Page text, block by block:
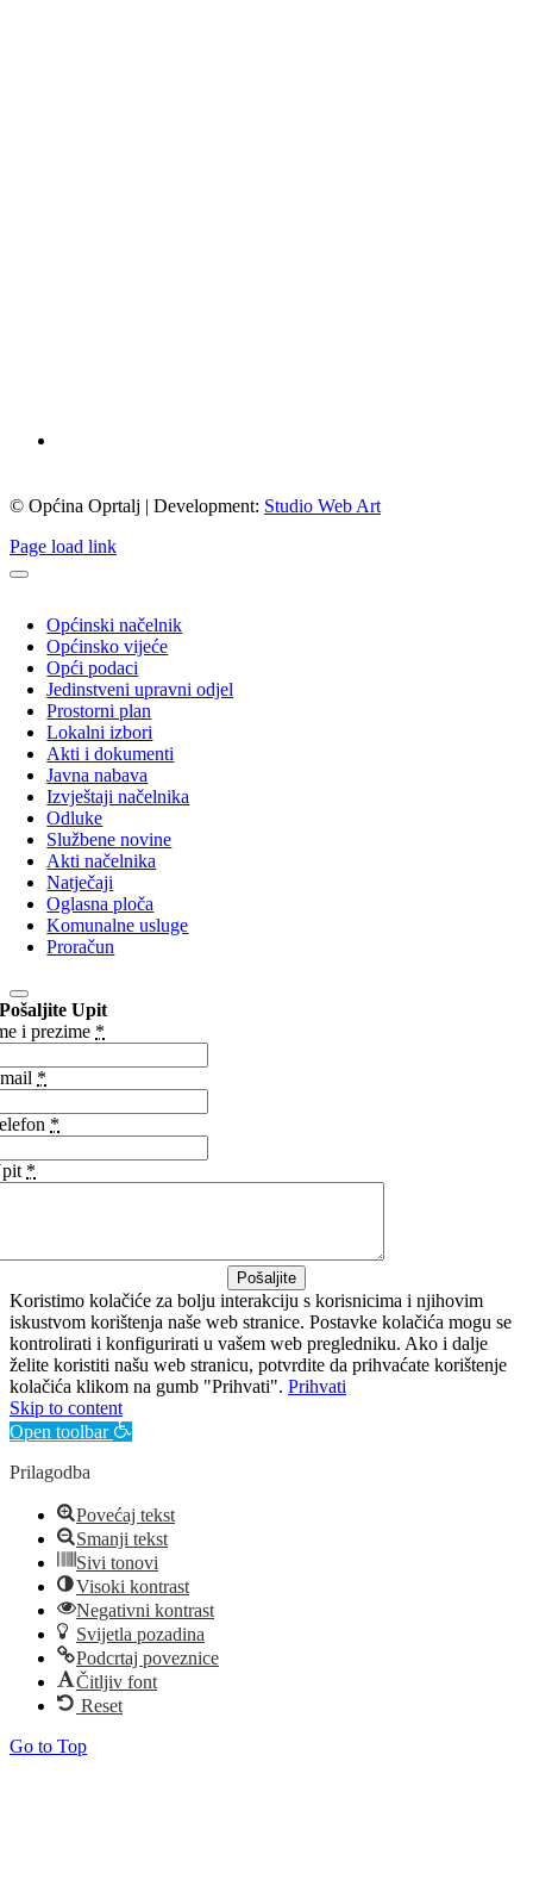
© Općina Oprtalj | Development: Studio Web Art
Page load link
Općinski načelnik
Općinsko vijeće
Opći podaci
Jedinstveni upravni odjel
Prostorni plan
Lokalni izbori
Akti i dokumenti
Javna nabava
Izvještaji načelnika
Odluke
Službene novine
Akti načelnika
Natječaji
Oglasna ploča
Komunalne usluge
Proračun
Pošaljite Upit
i prezime *
*
*
*
Pošaljite
Koristimo kolačiće za bolju interakciju s korisnicima i njihovim
iskustvom korištenja naše web stranice. Postavke kolačića mogu se
kontrolirati i konfigurirati u vašem web pregledniku. Ako i dalje
želite koristiti našu web stranicu, potvrdite da prihvaćate korištenje
kolačića klikom na gumb "Prihvati". Prihvati
Skip to content
Open toolbar
Prilagodba
Povećaj tekst
Smanji tekst
Sivi tonovi
Visoki kontrast
Negativni kontrast
Svijetla pozadina
Podcrtaj poveznice
Čitljiv font
Reset
Go to Top